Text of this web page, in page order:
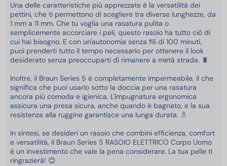
Una delle caratteristiche più apprezzate è la versatilità dei
pettini, che ti permettono di scegliere tra diverse lunghezze, da
1 mm a 11 mm. Che tu voglia una rasatura pulita o
semplicemente accorciare i peli, questo rasoio ha tutto ciò di
cui hai bisogno. E con un'autonomia senza fili di 100 minuti,
puoi prenderti tutto il tempo necessario per ottenere il look
desiderato senza preoccuparti di rimanere a metà strada. 🔋
Inoltre, il Braun Series 5 è completamente impermeabile, il che
significa che puoi usarlo sotto la doccia per una rasatura
ancora più comoda e igienica. L'impugnatura ergonomica
assicura una presa sicura, anche quando è bagnato, e la sua
resistenza alla ruggine garantisce una lunga durata. 🚿
In sintesi, se desideri un rasoio che combini efficienza, comfort
e versatilità, il Braun Series 5 RASOIO ELETTRICO Corpo Uomo
è un investimento che vale la pena considerare. La tua pelle ti
ringrazierà! 😊